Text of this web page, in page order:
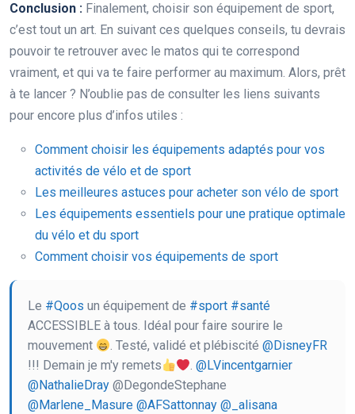
Conclusion : Finalement, choisir son équipement de sport,
c’est tout un art. En suivant ces quelques conseils, tu devrais
pouvoir te retrouver avec le matos qui te correspond
vraiment, et qui va te faire performer au maximum. Alors, prêt
à te lancer ? N’oublie pas de consulter les liens suivants
pour encore plus d’infos utiles :
Comment choisir les équipements adaptés pour vos
activités de vélo et de sport
Les meilleures astuces pour acheter son vélo de sport
Les équipements essentiels pour une pratique optimale
du vélo et du sport
Comment choisir vos équipements de sport
Le #Qoos un équipement de #sport #santé
ACCESSIBLE à tous. Idéal pour faire sourire le
mouvement
. Testé, validé et plébiscité@DisneyFR
!!! Demain je m'y remets
.@LVincentgarnier
@NathalieDray @DegondeStephane
@Marlene_Masure @AFSattonnay @_alisana